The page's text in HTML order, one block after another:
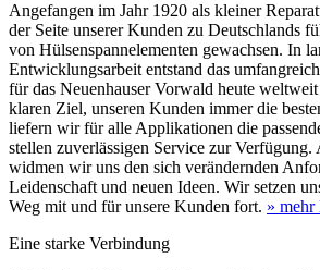
Angefangen im Jahr 1920 als kleiner
der Seite unserer Kunden zu Deutschlands
von Hülsenspannelementen gewachsen. In
Entwicklungsarbeit entstand das
für das Neuenhauser Vorwald heute
klaren Ziel, unseren Kunden immer die
liefern wir für alle Applikationen die
stellen zuverlässigen Service zur
widmen wir uns den sich verändernden
Leidenschaft und neuen Ideen. Wir setzen
Weg mit und für unsere Kunden fort. » mehr
Eine starke Verbindung